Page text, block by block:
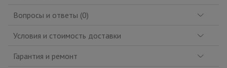
Вопросы и ответы (0)
Условия и стоимость доставки
Гарантия и ремонт